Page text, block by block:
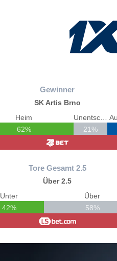
Gewinner
SK Artis Brno
Heim
62%
21%
Tore Gesamt 2.5
Über 2.5
Unter
42%
Über
58%